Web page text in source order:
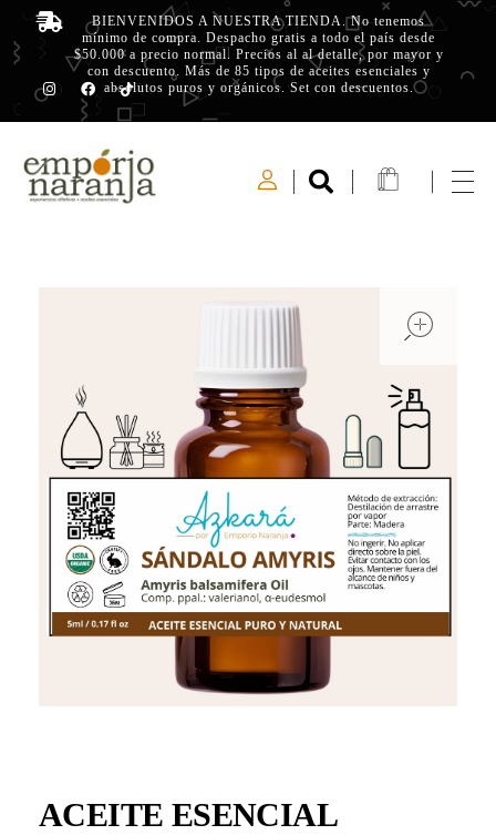
BIENVENIDOS A NUESTRA TIENDA. No tenemos
mínimo de compra. Despacho gratis a todo el país desde
$50.000 a precio normal. Precios al al detalle, por mayor y
con descuento. Más de 85 tipos de aceites esenciales y
absolutos puros y orgánicos. Set con descuentos.
ACEITE ESENCIAL